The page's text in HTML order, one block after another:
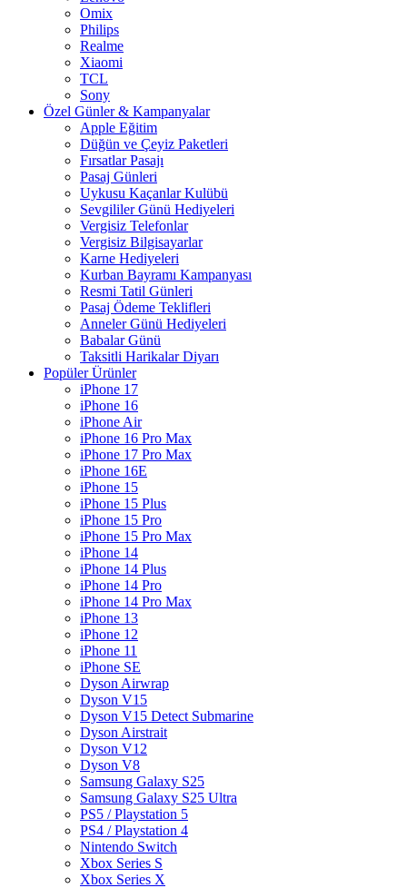
Omix
Philips
Realme
Xiaomi
TCL
Sony
Özel Günler & Kampanyalar
Apple Eğitim
Düğün ve Çeyiz Paketleri
Fırsatlar Pasajı
Pasaj Günleri
Uykusu Kaçanlar Kulübü
Sevgililer Günü Hediyeleri
Vergisiz Telefonlar
Vergisiz Bilgisayarlar
Karne Hediyeleri
Kurban Bayramı Kampanyası
Resmi Tatil Günleri
Pasaj Ödeme Teklifleri
Anneler Günü Hediyeleri
Babalar Günü
Taksitli Harikalar Diyarı
Popüler Ürünler
iPhone 17
iPhone 16
iPhone Air
iPhone 16 Pro Max
iPhone 17 Pro Max
iPhone 16E
iPhone 15
iPhone 15 Plus
iPhone 15 Pro
iPhone 15 Pro Max
iPhone 14
iPhone 14 Plus
iPhone 14 Pro
iPhone 14 Pro Max
iPhone 13
iPhone 12
iPhone 11
iPhone SE
Dyson Airwrap
Dyson V15
Dyson V15 Detect Submarine
Dyson Airstrait
Dyson V12
Dyson V8
Samsung Galaxy S25
Samsung Galaxy S25 Ultra
PS5 / Playstation 5
PS4 / Playstation 4
Nintendo Switch
Xbox Series S
Xbox Series X